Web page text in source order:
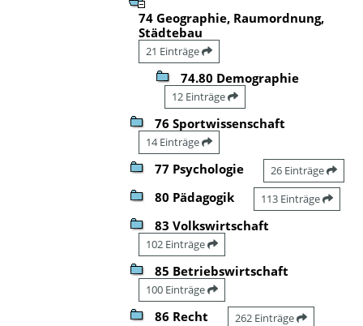
74 Geographie, Raumordnung,
Städtebau
21 Einträge
74.80 Demographie
12 Einträge
76 Sportwissenschaft
14 Einträge
77 Psychologie 26 Einträge
80 Pädagogik 113 Einträge
83 Volkswirtschaft
102 Einträge
85 Betriebswirtschaft
100 Einträge
86 Recht 262 Einträge